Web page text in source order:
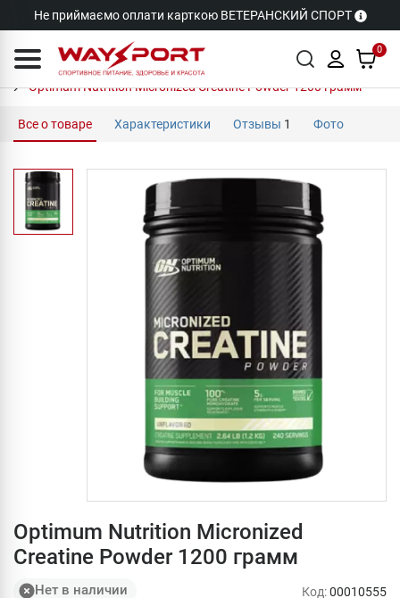
Не приймаємо оплати карткою ВЕТЕРАНСКИЙ СПОРТ
0
Optimum Nutrition Micronized Creatine Powder 1200 грамм
Все о товаре Характеристики Отзывы 1 Фото
Optimum Nutrition Micronized
Creatine Powder 1200 грамм
Нет в наличии
Код:00010555